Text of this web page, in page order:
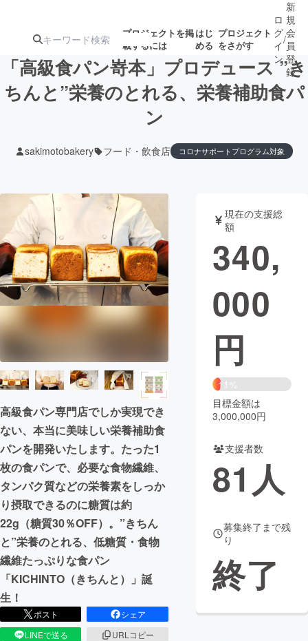
プロジェクトを掲
載するには
はじ
める
プロジェクト
をさがす
注目の新着プロ
テクノロジー・ガジェット ゲーム・サ
映像・映画 書籍・雑誌
ビジネス・起業 チャレンジ
CAMPFIRE for Social Good
CAMPFIRE Creation
CAMPFIREふるさと納税machi-ya コミュニティ
ロ
グ
イ
ン
/
新
規
会
員
登
録
「高級食パン嵜本」プロデュース ”き
ちんと”栄養のとれる、栄養補助食パ
ン
sakimotobakery フード・飲食店 コロナサポートプログラム対象
高級食パン専門店でしか実現でき
ない、本当に美味しい栄養補助食
パンを開発いたします。たった1
枚の食パンで、必要な食物繊維、
タンパク質などの栄養素をしっか
り摂取できるのに糖質は約
22g（糖質30％OFF）。”きちん
と”栄養のとれる、低糖質・食物
繊維たっぷりな食パン
「KICHINTO（きちんと）」誕
生！
ポスト
シェア
LINEで送る
URLコピー
現在の支援総
額
340,
000
円
11%
目標金額は
3,000,000円
支援者数
81 人
募集終了まで残
り
終了